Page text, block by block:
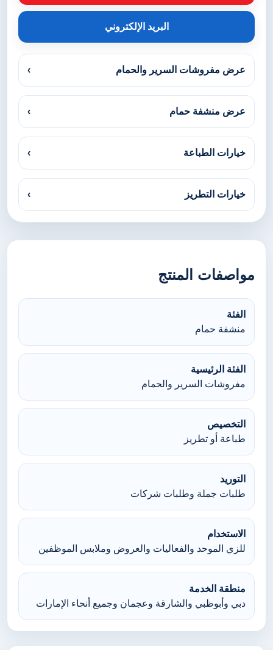
البريد الإلكتروني
عرض مفروشات السرير والحمام ›
عرض منشفة حمام ›
خيارات الطباعة ›
خيارات التطريز ›
مواصفات المنتج
الفئة
منشفة حمام
الفئة الرئيسية
مفروشات السرير والحمام
التخصيص
طباعة أو تطريز
التوريد
طلبات جملة وطلبات شركات
الاستخدام
للزي الموحد والفعاليات والعروض وملابس الموظفين
منطقة الخدمة
دبي وأبوظبي والشارقة وعجمان وجميع أنحاء الإمارات